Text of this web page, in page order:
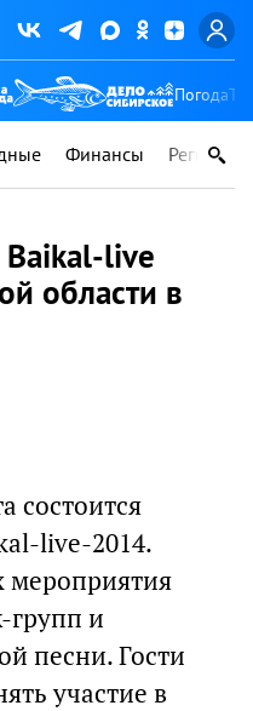
Погода
Финансы Регионы
live
области в
состоится
live-2014.
мероприятия
групп и
песни. Гости
участие в